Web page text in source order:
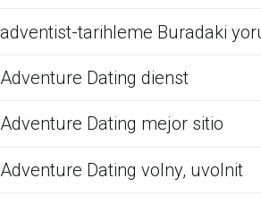
adventist-tarihleme Buradaki
Adventure Dating dienst
Adventure Dating mejor sitio
Adventure Dating volny, uvolnit